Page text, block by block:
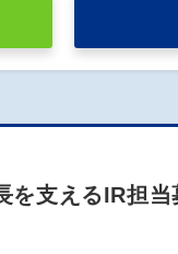
を支えるIR担